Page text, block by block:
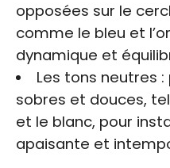
opposées sur le
comme le bleu et
dynamique et
Les tons neutres
sobres et douces,
et le blanc, pour
apaisante et